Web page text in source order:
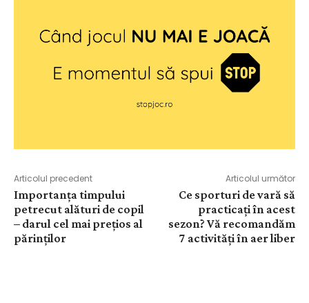
Articolul precedent
Importanța timpului
petrecut alături de copil
– darul cel mai prețios al
părinților
Articolul următor
Ce sporturi de vară să
practicați în acest
sezon? Vă recomandăm
7 activități în aer liber